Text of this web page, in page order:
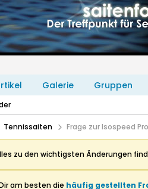
Galerie Gruppen
Tennissaiten Frage zur Isospeed
zu den wichtigsten Änderungen
am besten die häufig gestellten